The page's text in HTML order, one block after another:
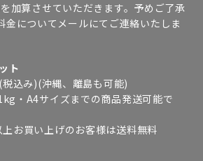
加算させていただきます。予めご了承
金についてメールにてご連絡いたしま
ト
込み)(沖縄、離島も可能)
・A4サイズまでの商品発送可能で
お買い上げのお客様は送料無料